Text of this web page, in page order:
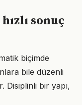
sonuç
biçimde
bile düzenli
Disiplinli bir yapı,